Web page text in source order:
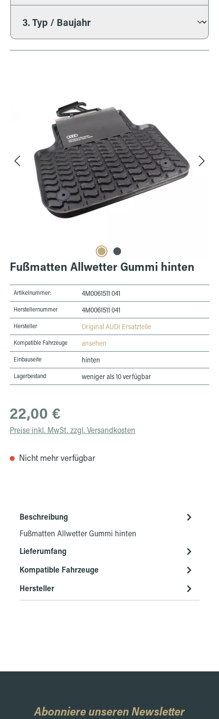
Fußmatten Allwetter Gummi hinten
Artikelnummer: 4M0061511 041
Herstellernummer 4M0061511 041
Hersteller Original AUDI Ersatzteile
Kompatible Fahrzeuge ansehen
Einbauseite hinten
Lagerbestand weniger als 10 verfügbar
Regulärer Preis:
22,00 €
Preise inkl. MwSt. zzgl. Versandkosten
Nicht mehr verfügbar
Beschreibung
Fußmatten Allwetter Gummi hinten
Lieferumfang
Kompatible Fahrzeuge
Hersteller
Abonniere unseren Newsletter